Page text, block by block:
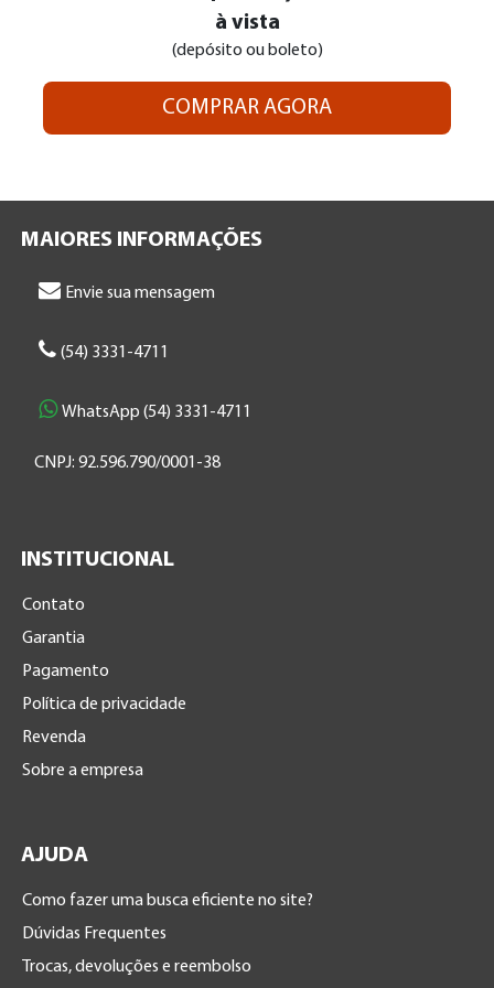
à vista
(depósito ou boleto)
COMPRAR AGORA
MAIORES INFORMAÇÕES
Envie sua mensagem
(54) 3331-4711
WhatsApp (54) 3331-4711
CNPJ: 92.596.790/0001-38
INSTITUCIONAL
Contato
Garantia
Pagamento
Política de privacidade
Revenda
Sobre a empresa
AJUDA
Como fazer uma busca eficiente no site?
Dúvidas Frequentes
Trocas, devoluções e reembolso